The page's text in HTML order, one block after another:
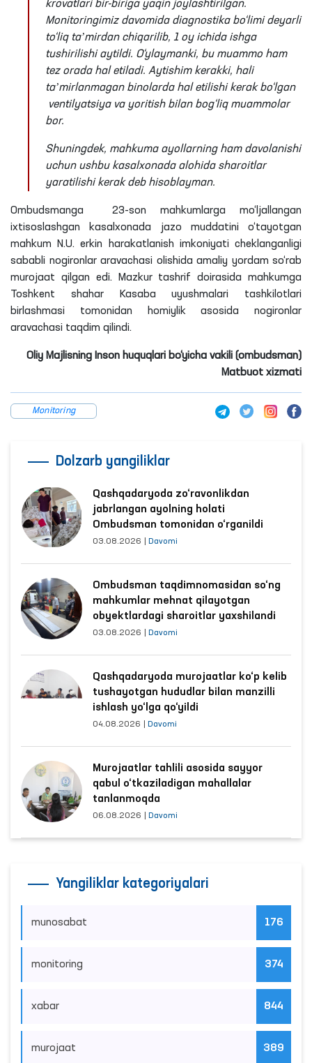
krovatlari bir-biriga yaqin joylashtirilgan.
Monitoringimiz davomida diagnostika bo‘limi deyarli
to‘liq taʼmirdan chiqarilib, 1 oy ichida ishga
tushirilishi aytildi. O‘ylaymanki, bu muammo ham
tez orada hal etiladi. Aytishim kerakki, hali
taʼmirlanmagan binolarda hal etilishi kerak bo‘lgan
ventilyatsiya va yoritish bilan bog‘liq muammolar
bor.
Shuningdek, mahkuma ayollarning ham davolanishi
uchun ushbu kasalxonada alohida sharoitlar
yaratilishi kerak deb hisoblayman.
Ombudsmanga 23-son mahkumlarga mo‘ljallangan
ixtisoslashgan kasalxonada jazo muddatini o‘tayotgan
mahkum N.U. erkin harakatlanish imkoniyati cheklanganligi
sababli nogironlar aravachasi olishida amaliy yordam so‘rab
murojaat qilgan edi. Mazkur tashrif doirasida mahkumga
Toshkent shahar Kasaba uyushmalari tashkilotlari
birlashmasi tomonidan homiylik asosida nogironlar
aravachasi taqdim qilindi.
Oliy Majlisning Inson huquqlari bo‘yicha vakili (ombudsman)
Matbuot xizmati
Monitoring
Dolzarb yangiliklar
Qashqadaryoda zo‘ravonlikdan
jabrlangan ayolning holati
Ombudsman tomonidan o‘rganildi
03.08.2026 Davomi
Ombudsman taqdimnomasidan so‘ng
mahkumlar mehnat qilayotgan
obyektlardagi sharoitlar yaxshilandi
03.08.2026 Davomi
Qashqadaryoda murojaatlar ko‘p kelib
tushayotgan hududlar bilan manzilli
ishlash yo‘lga qo‘yildi
04.08.2026 Davomi
Murojaatlar tahlili asosida sayyor
qabul o‘tkaziladigan mahallalar
tanlanmoqda
06.08.2026 Davomi
Yangiliklar kategoriyalari
munosabat 176
monitoring 374
xabar 844
murojaat 389